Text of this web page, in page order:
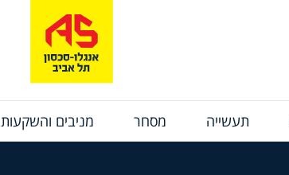
תעשייה מסחר מניבים והשקעות